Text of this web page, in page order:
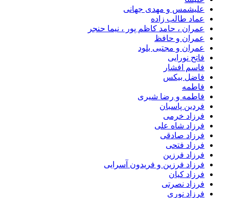
علیشمس و مهدی جهانی
عماد طالب زاده
عمران ، حامد کاظم پور ، نیما حنجر
عمران و حافظ
عمران و مجتبی بلود
فاتح نورایی
فاسم افشار
فاضل بیکس
فاطمه
فاطمه و رضا شیری
فردین پاسبان
فرزاد خرمی
فرزاد شاه علی
فرزاد صادقى
فرزاد فتحی
فرزاد فرزین
فرزاد فرزین و فریدون آسرایی
فرزاد کیان
فرزاد نصرتی
فرزاد نوری